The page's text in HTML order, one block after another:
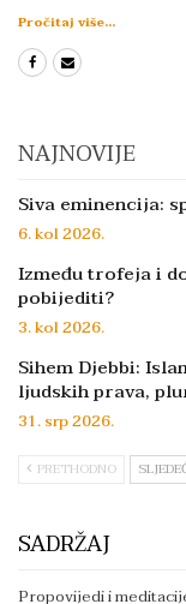
Pročitaj više...
NAJNOVIJE
Siva eminencija:
6. kol 2026.
Između trofeja i
pobijediti?
3. kol 2026.
Sihem Djebbi:
ljudskih prava,
31. srp 2026.
PRETHODNO
SADRŽAJ
Propovijedi i